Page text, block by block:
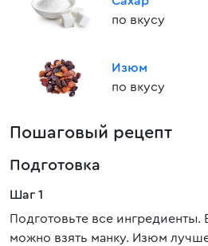
по вкусу
Изюм
по вкусу
Пошаговый рецепт
Подготовка
Шаг 1
Подготовьте все ингредиенты.
можно взять манку. Изюм лучше